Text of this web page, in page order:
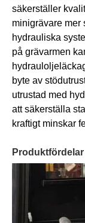
säkerställer
minigrävare mer
hydrauliska
på grävarmen
byte av
utrustad med
att säkerställa
kraftigt minskar
Produktfördelar